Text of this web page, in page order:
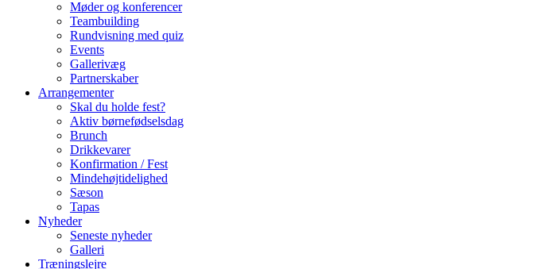
Møder og konferencer
Teambuilding
Rundvisning med quiz
Events
Gallerivæg
Partnerskaber
Arrangementer
Skal du holde fest?
Aktiv børnefødselsdag
Brunch
Drikkevarer
Konfirmation / Fest
Mindehøjtidelighed
Sæson
Tapas
Nyheder
Seneste nyheder
Galleri
Træningslejre